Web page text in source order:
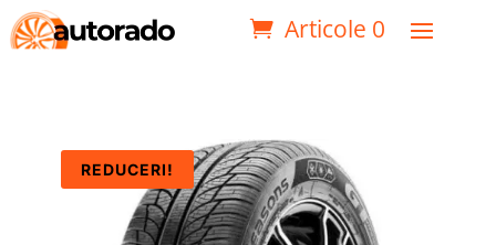
Articole 0
REDUCERI!